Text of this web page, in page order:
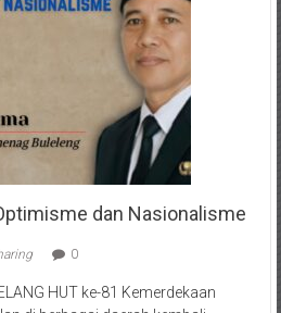
dan Nasionalisme
0
HUT ke-81 Kemerdekaan